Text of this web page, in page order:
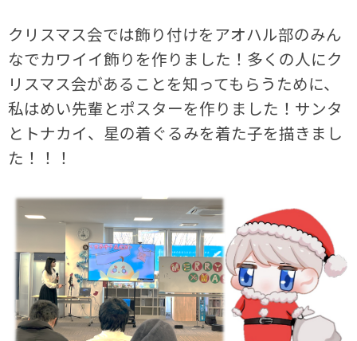
クリスマス会では飾り付けをアオハル部のみん
なでカワイイ飾りを作りました！多くの人にク
リスマス会があることを知ってもらうために、
私はめい先輩とポスターを作りました！サンタ
とトナカイ、星の着ぐるみを着た子を描きまし
た！！！